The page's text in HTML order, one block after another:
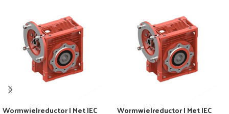
Wormwielreductor | Met IEC Wormwielreductor | Met IEC